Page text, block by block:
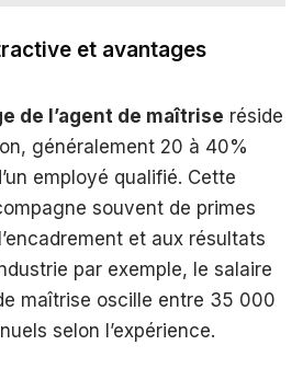
et avantages
de l’agent de maîtrise réside
généralement 20 à 40%
employé qualifié. Cette
souvent de primes
et aux résultats
par exemple, le salaire
maîtrise oscille entre 35 000
selon l’expérience.